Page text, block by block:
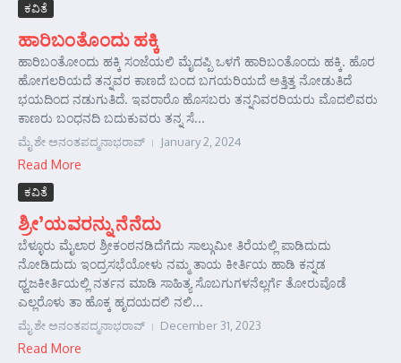
ಕವಿತೆ
ಹಾರಿಬಂತೊಂದು ಹಕ್ಕಿ
ಹಾರಿಬಂತೋಂದು ಹಕ್ಕಿ ಸಂಜೆಯಲಿ ಮೈದಪ್ಪಿ ಒಳಗೆ ಹಾರಿಬಂತೊಂದು ಹಕ್ಕಿ. ಹೊರ
ಹೋಗಲರಿಯದೆ ತನ್ನವರ ಕಾಣದೆ ಬಂದ ಬಗಯರಿಯದೆ ಅತ್ತಿತ್ತ ನೋಡುತಿದೆ
ಭಯದಿಂದ ನಡುಗುತಿದೆ. ಇವರಾರೊ ಹೊಸಬರು ತನ್ನನಿವರರಿಯರು ಮೊದಲಿವರು
ಕಾಣರು ಬಂಧನದಿ ಬದುಕುವರು ತನ್ನ ಸೆ...
ಮೈ ಶೇ ಅನಂತಪದ್ಮನಾಭರಾವ್ January 2, 2024
Read More
ಕವಿತೆ
ಶ್ರೀ’ಯವರನ್ನು ನೆನೆದು
ಬೆಳ್ಳೂರು ಮೈಲಾರ ಶ್ರೀಕಂಠನಡಿದೆಗೆದು ಸಾಲ್ಗುಮೀ ತಿರೆಯಲ್ಲಿ ಪಾಡಿದುದು
ನೋಡಿದುದು ಇಂದ್ರಸಭೆಯೋಳು ನಮ್ಮ ತಾಯ ಕೀರ್ತಿಯ ಹಾಡಿ ಕನ್ನಡ
ಧ್ವಜಕೀರ್ತಿಯಲ್ಲಿ ನರ್ತನ ಮಾಡಿ ಸಾಹಿತ್ಯ ಸೊಬಗುಗಳನೆಲ್ಲರ್ಗೆ ತೋರುವೊಡೆ
ಎಲ್ಲರೊಳು ತಾ ಹೊಕ್ಕ ಹೃದಯದಲಿ ನಲಿ...
ಮೈ ಶೇ ಅನಂತಪದ್ಮನಾಭರಾವ್ December 31, 2023
Read More